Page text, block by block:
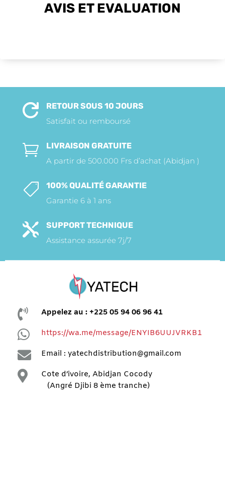
AVIS ET EVALUATION

RETOUR SOUS 10 JOURS
Satisfait ou remboursé

LIVRAISON GRATUITE
A partir de 500.000 Frs d’achat (Abidjan )

100% QUALITÉ GARANTIE
Garantie 6 à 1 ans

SUPPORT TECHNIQUE
Assistance assurée 7j/7
 Appelez au : +225 05 94 06 96 41
 https://wa.me/message/ENYIB6UUJVRKB1
 Email : yatechdistribution@gmail.com

Cote d’ivoire, Abidjan Cocody
(Angré Djibi 8 ème tranche)